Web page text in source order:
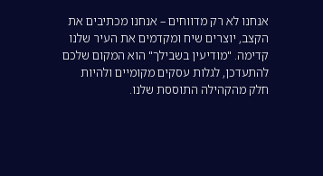
אנחנו לא רק מדווחים – אנחנו מכתיבים את
הקצב, יוצרים שיח ומקדמים את העיר שלנו
קדימה. "מודיעין בשבילך" הוא המקום שלכם
להתעדכן, לגלות עסקים מקומיים ולהיות
חלק מהקהילה התוססת שלנו.